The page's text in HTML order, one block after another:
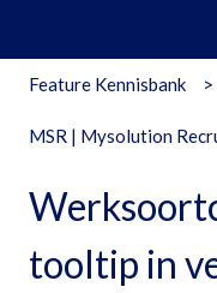
Feature Kennisbank
MSR | Mysolution
tooltip in